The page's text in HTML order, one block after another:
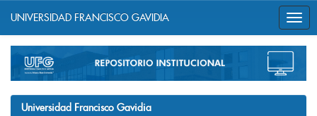
navigation
UNIVERSIDAD FRANCISCO GAVIDIA
Universidad Francisco Gavidia